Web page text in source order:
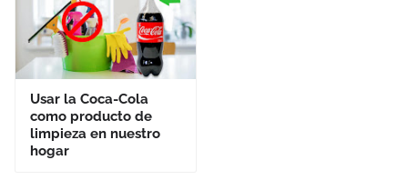
Usar la Coca-Cola
como producto de
limpieza en nuestro
hogar